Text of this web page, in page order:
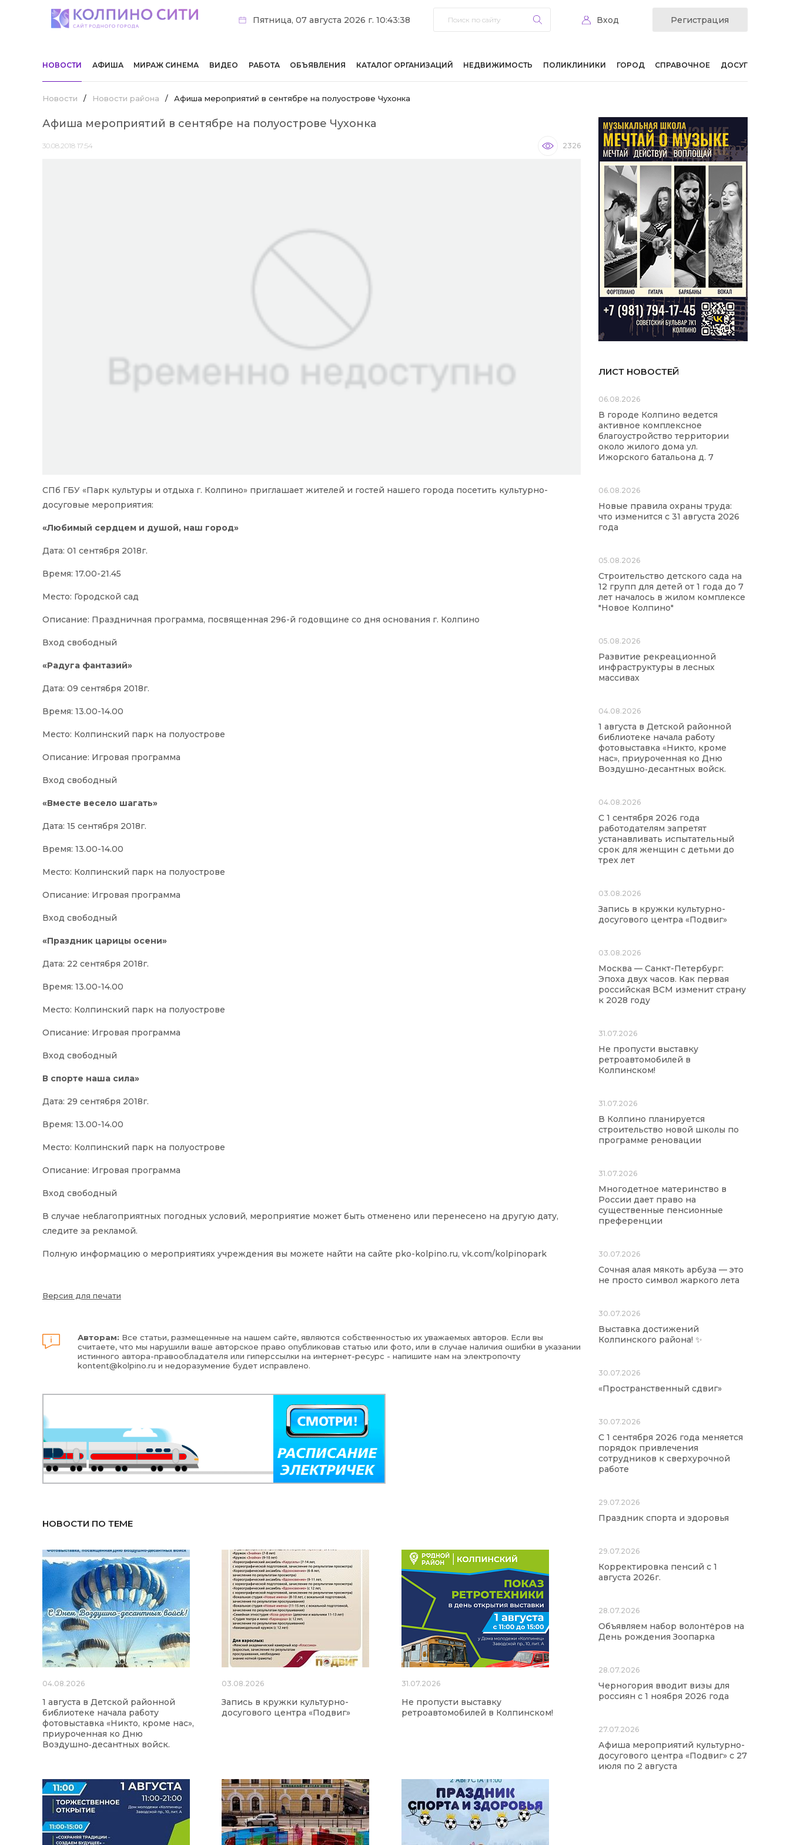
Пятница, 07 августа 2026 г. 10:43:38 Вход Регистрация
НОВОСТИ АФИША МИРАЖ СИНЕМА ВИДЕО РАБОТА ОБЪЯВЛЕНИЯ КАТАЛОГ ОРГАНИЗАЦИЙ НЕДВИЖИМОСТЬ ПОЛИКЛИНИКИ ГОРОД СПРАВОЧНОЕ ДОСУГ
Новости / Новости района / Афиша мероприятий в сентябре на полуострове Чухонка
Афиша мероприятий в сентябре на полуострове Чухонка
30.08.2018 17:54 2326
СПб ГБУ «Парк культуры и отдыха г. Колпино» приглашает жителей и гостей нашего города посетить культурно-
досуговые мероприятия:
«Любимый сердцем и душой, наш город»
Дата: 01 сентября 2018г.
Время: 17.00-21.45
Место: Городской сад
Описание: Праздничная программа, посвященная 296-й годовщине со дня основания г. Колпино
Вход свободный
«Радуга фантазий»
Дата: 09 сентября 2018г.
Время: 13.00-14.00
Место: Колпинский парк на полуострове
Описание: Игровая программа
Вход свободный
«Вместе весело шагать»
Дата: 15 сентября 2018г.
Время: 13.00-14.00
Место: Колпинский парк на полуострове
Описание: Игровая программа
Вход свободный
«Праздник царицы осени»
Дата: 22 сентября 2018г.
Время: 13.00-14.00
Место: Колпинский парк на полуострове
Описание: Игровая программа
Вход свободный
В спорте наша сила»
Дата: 29 сентября 2018г.
Время: 13.00-14.00
Место: Колпинский парк на полуострове
Описание: Игровая программа
Вход свободный
В случае неблагоприятных погодных условий, мероприятие может быть отменено или перенесено на другую дату,
следите за рекламой.
Полную информацию о мероприятиях учреждения вы можете найти на сайте pko-kolpinо.ru, vk.com/kolpinopark
Версия для печати
Авторам: Все статьи, размещенные на нашем сайте, являются собственностью их уважаемых авторов. Если вы
считаете, что мы нарушили ваше авторское право опубликовав статью или фото, или в случае наличия ошибки в указании
истинного автора-правообладателя или гиперссылки на интернет-ресурс - напишите нам на электропочту
kontent@kolpino.ru и недоразумение будет исправлено.
НОВОСТИ ПО ТЕМЕ
04.08.2026
1 августа в Детской районной
библиотеке начала работу
фотовыставка «Никто, кроме нас»,
приуроченная ко Дню
Воздушно‑десантных войск.
03.08.2026
Запись в кружки культурно-
досугового центра «Подвиг»
31.07.2026
Не пропусти выставку
ретроавтомобилей в Колпинском!
ЛИСТ НОВОСТЕЙ
06.08.2026
В городе Колпино ведется
активное комплексное
благоустройство территории
около жилого дома ул.
Ижорского батальона д. 7
06.08.2026
Новые правила охраны труда:
что изменится с 31 августа 2026
года
05.08.2026
Строительство детского сада на
12 групп для детей от 1 года до 7
лет началось в жилом комплексе
"Новое Колпино"
05.08.2026
Развитие рекреационной
инфраструктуры в лесных
массивах
04.08.2026
1 августа в Детской районной
библиотеке начала работу
фотовыставка «Никто, кроме
нас», приуроченная ко Дню
Воздушно‑десантных войск.
04.08.2026
С 1 сентября 2026 года
работодателям запретят
устанавливать испытательный
срок для женщин с детьми до
трех лет
03.08.2026
Запись в кружки культурно-
досугового центра «Подвиг»
03.08.2026
Москва — Санкт-Петербург:
Эпоха двух часов. Как первая
российская ВСМ изменит страну
к 2028 году
31.07.2026
Не пропусти выставку
ретроавтомобилей в
Колпинском!
31.07.2026
В Колпино планируется
строительство новой школы по
программе реновации
31.07.2026
Многодетное материнство в
России дает право на
существенные пенсионные
преференции
30.07.2026
Сочная алая мякоть арбуза — это
не просто символ жаркого лета
30.07.2026
Выставка достижений
Колпинского района! ✨
30.07.2026
«Пространственный сдвиг»
30.07.2026
С 1 сентября 2026 года меняется
порядок привлечения
сотрудников к сверхурочной
работе
29.07.2026
Праздник спорта и здоровья
29.07.2026
Корректировка пенсий с 1
августа 2026г.
28.07.2026
Объявляем набор волонтёров на
День рождения Зоопарка
28.07.2026
Черногория вводит визы для
россиян с 1 ноября 2026 года
27.07.2026
Афиша мероприятий культурно-
досугового центра «Подвиг» с 27
июля по 2 августа